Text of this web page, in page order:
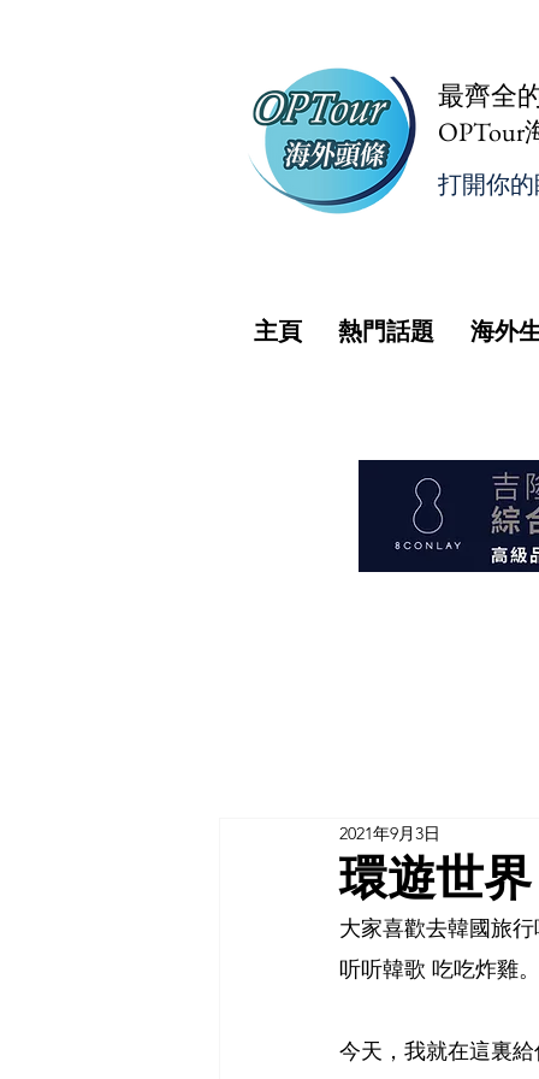
最齊全
OPTour
打開你
主頁 熱門話題 海外
環遊世
2021年9月3日
大家喜歡去韓國旅
听听韓歌 吃吃炸雞
今天，我就在這裏